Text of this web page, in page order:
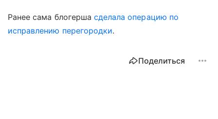
Ранее сама блогерша сделала операцию по
исправлению перегородки.
Поделиться